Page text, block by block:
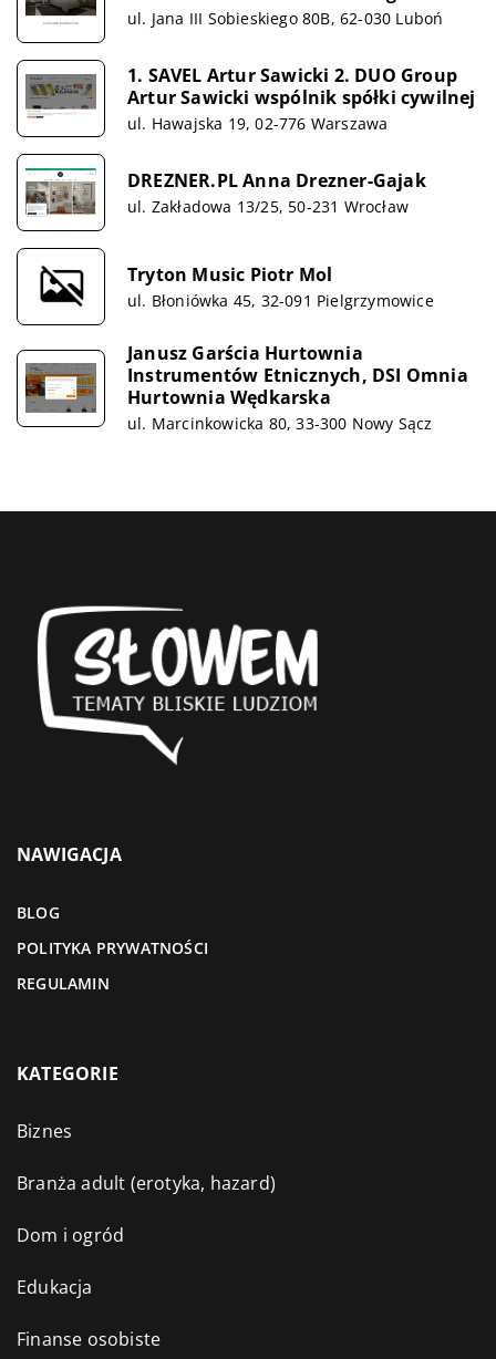
ul. Jana III Sobieskiego 80B, 62-030 Luboń
1. SAVEL Artur Sawicki 2. DUO Group
Artur Sawicki wspólnik spółki cywilnej
ul. Hawajska 19, 02-776 Warszawa
DREZNER.PL Anna Drezner-Gajak
ul. Zakładowa 13/25, 50-231 Wrocław
Tryton Music Piotr Mol
ul. Błoniówka 45, 32-091 Pielgrzymowice
Janusz Garścia Hurtownia
Instrumentów Etnicznych, DSI Omnia
Hurtownia Wędkarska
ul. Marcinkowicka 80, 33-300 Nowy Sącz
NAWIGACJA
BLOG
POLITYKA PRYWATNOŚCI
REGULAMIN
KATEGORIE
Biznes
Branża adult (erotyka, hazard)
Dom i ogród
Edukacja
Finanse osobiste